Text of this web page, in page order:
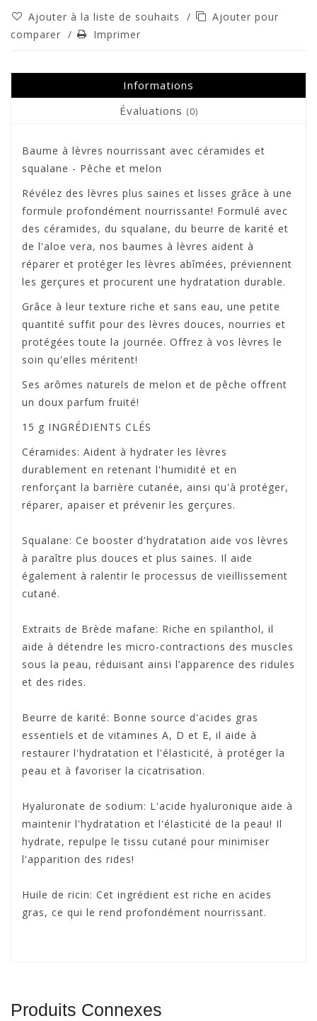
Ajouter à la liste de souhaits
/
Ajouter pour
comparer / Imprimer
Informations
Évaluations (0)
Baume à lèvres nourrissant avec céramides et
squalane - Pêche et melon
Révélez des lèvres plus saines et lisses grâce à une
formule profondément nourrissante! Formulé avec
des céramides, du squalane, du beurre de karité et
de l'aloe vera, nos baumes à lèvres aident à
réparer et protéger les lèvres abîmées, préviennent
les gerçures et procurent une hydratation durable.
Grâce à leur texture riche et sans eau, une petite
quantité suffit pour des lèvres douces, nourries et
protégées toute la journée. Offrez à vos lèvres le
soin qu'elles méritent!
Ses arômes naturels de melon et de pêche offrent
un doux parfum fruité!
15 g INGRÉDIENTS CLÉS
Céramides: Aident à hydrater les lèvres
durablement en retenant l'humidité et en
renforçant la barrière cutanée, ainsi qu'à protéger,
réparer, apaiser et prévenir les gerçures.
Squalane: Ce booster d'hydratation aide vos lèvres
à paraître plus douces et plus saines. Il aide
également à ralentir le processus de vieillissement
cutané.
Extraits de Brède mafane: Riche en spilanthol, il
aide à détendre les micro-contractions des muscles
sous la peau, réduisant ainsi l’apparence des ridules
et des rides.
Beurre de karité: Bonne source d'acides gras
essentiels et de vitamines A, D et E, il aide à
restaurer l'hydratation et l'élasticité, à protéger la
peau et à favoriser la cicatrisation.
Hyaluronate de sodium: L'acide hyaluronique aide à
maintenir l'hydratation et l'élasticité de la peau! Il
hydrate, repulpe le tissu cutané pour minimiser
l'apparition des rides!
Huile de ricin: Cet ingrédient est riche en acides
gras, ce qui le rend profondément nourrissant.
Produits Connexes